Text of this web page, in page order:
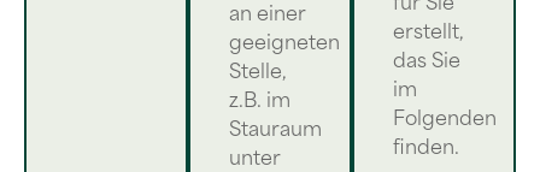
an einer
geeigneten
Stelle,
z.B. im
Stauraum
unter
erstellt,
das Sie
im
Folgenden
finden.